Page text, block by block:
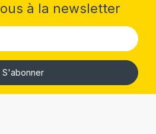
à la newsletter
S'abonner